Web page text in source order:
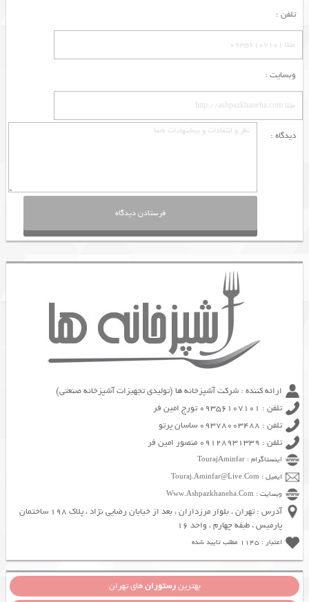
تلفن :
وبسایت :
دیدگاه :
ارائه کننده : شرکت آشپزخانه ها (تولیدی تجهیزات آشپزخانه صنعتی)
تلفن : 09356107101 تورج امین فر
تلفن : 09378003488 ساسان پرتو
تلفن : 09128931339 منصور امین فر
اینستاگرام : TourajAminfar
ایمیل : Touraj.Aminfar@Live.Com
وبسایت : Www.Ashpazkhaneha.Com
آدرس : تهران ، بلوار مرزداران ، بعد از خیابان رضایی نژاد ، پلاک 198 ساختمان
پارمیس ، طبقه چهارم ، واحد 16
اعتبار : 1145 مطلب تایید شده
بهترینرستورانهای تهران